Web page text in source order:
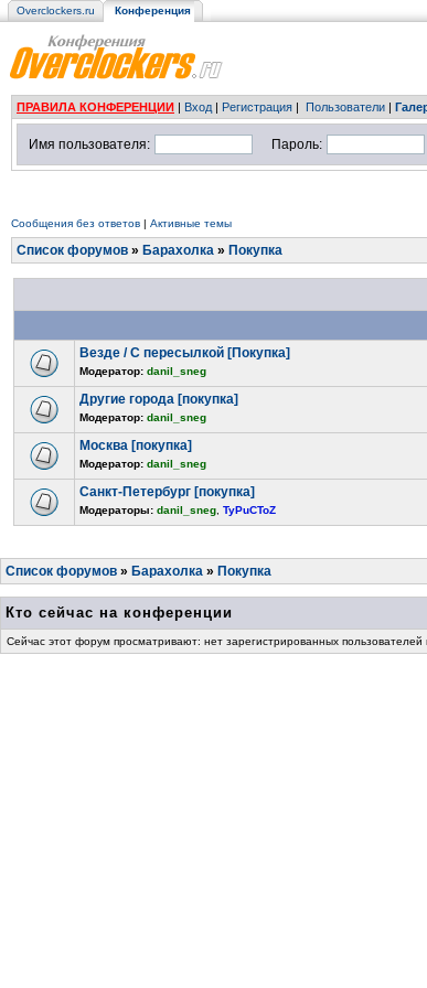
Overclockers.ru Конференция
ПРАВИЛА КОНФЕРЕНЦИИ | Вход | Регистрация | Пользователи |
Имя пользователя: Пароль:
Сообщения без ответов | Активные темы
Список форумов » Барахолка » Покупка
Везде / С пересылкой [Покупка]
Модератор: danil_sneg
Другие города [покупка]
Модератор: danil_sneg
Москва [покупка]
Модератор: danil_sneg
Санкт-Петербург [покупка]
Модераторы: danil_sneg TyPuCToZ
Список форумов » Барахолка » Покупка
Кто сейчас на конференции
Сейчас этот форум просматривают: нет зарегистрированных пользователей